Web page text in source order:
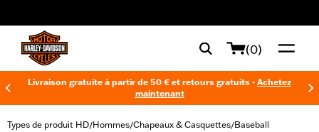
(0)
Livraison gratuite à partir de 50 € et retours gratuits - Achetez
maintenant
Types de produit HD/Hommes/Chapeaux & Casquettes/Baseball